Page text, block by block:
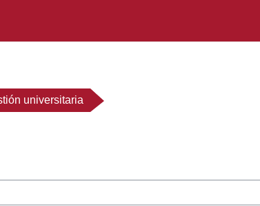
universitaria